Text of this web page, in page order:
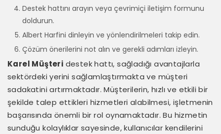
Destek hattını arayın veya çevrimiçi iletişim formunu
doldurun.
Albert Harfini dinleyin ve yönlendirilmeleri takip edin.
Çözüm önerilerini not alın ve gerekli adımları izleyin.
Karel Müşteri destek hattı, sağladığı avantajlarla
sektördeki yerini sağlamlaştırmakta ve müşteri
sadakatini artırmaktadır. Müşterilerin, hızlı ve etkili bir
şekilde talep ettikleri hizmetleri alabilmesi, işletmenin
başarısında önemli bir rol oynamaktadır. Bu hizmetin
sunduğu kolaylıklar sayesinde, kullanıcılar kendilerini